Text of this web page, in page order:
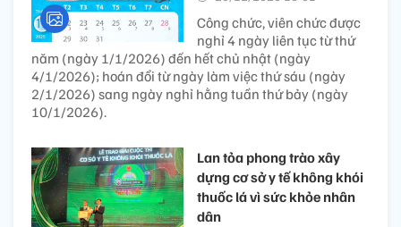
Công chức, viên chức được
nghỉ 4 ngày liên tục từ thứ
năm (ngày 1/1/2026) đến hết chủ nhật (ngày
4/1/2026); hoán đổi từ ngày làm việc thứ sáu (ngày
2/1/2026) sang ngày nghỉ hằng tuần thứ bảy (ngày
10/1/2026).
Lan tỏa phong trào xây
dựng cơ sở y tế không khói
thuốc lá vì sức khỏe nhân
dân